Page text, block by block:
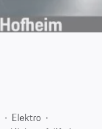
Elektro